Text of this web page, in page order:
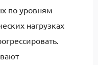
по уровням
нагрузках